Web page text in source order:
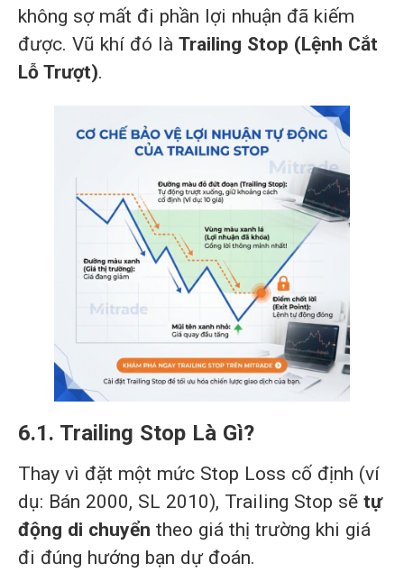
không sợ mất đi phần lợi nhuận đã kiếm
được. Vũ khí đó là Trailing Stop (Lệnh Cắt
Lỗ Trượt).
6.1. Trailing Stop Là Gì?
Thay vì đặt một mức Stop Loss cố định (ví
dụ: Bán 2000, SL 2010), Trailing Stop sẽ tự
động di chuyển theo giá thị trường khi giá
đi đúng hướng bạn dự đoán.